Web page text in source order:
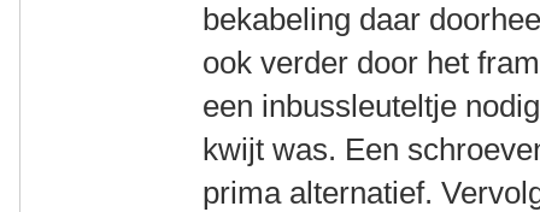
bekabeling daar
ook verder door het
een inbussleuteltje
kwijt was. Een
prima alternatief.